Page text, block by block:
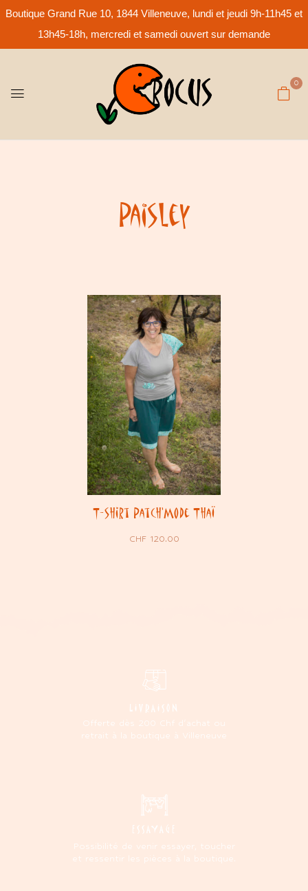
Boutique Grand Rue 10, 1844 Villeneuve, lundi et jeudi 9h-11h45 et
13h45-18h, mercredi et samedi ouvert sur demande
0
Paisley
T-shirt Patch’Mode Thaï
CHF120.00
LIVRAISON
Offerte dès 200 Chf d'achat ou
retrait à la boutique à Villeneuve
ESSAYAGE
Possibilité de venir essayer, toucher
et ressentir les pièces à la boutique.